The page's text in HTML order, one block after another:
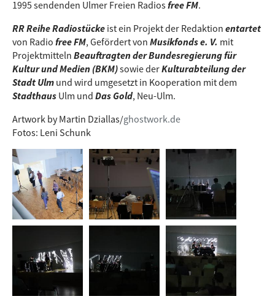
1995 sendenden Ulmer Freien Radiosfree FM.
RR Reihe Radiostücke ist ein Projekt der Redaktion entartet
von Radio free FM, Gefördert von Musikfonds e. V. mit
Projektmitteln Beauftragten der Bundesregierung für
Kultur und Medien (BKM)sowie derKulturabteilung der
Stadt Ulm und wird umgesetzt in Kooperation mit dem
Stadthaus Ulm und Das Gold, Neu-Ulm.
Artwork by Martin Dziallas/ghostwork.de
Fotos: Leni Schunk